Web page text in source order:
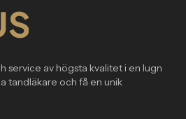
service av högsta kvalitet i en lugn
tandläkare och få en unik